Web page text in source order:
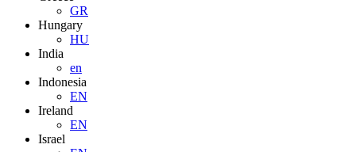
GR
Hungary
HU
India
en
Indonesia
EN
Ireland
EN
Israel